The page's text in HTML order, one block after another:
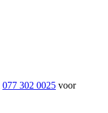
077 302 0025 voor